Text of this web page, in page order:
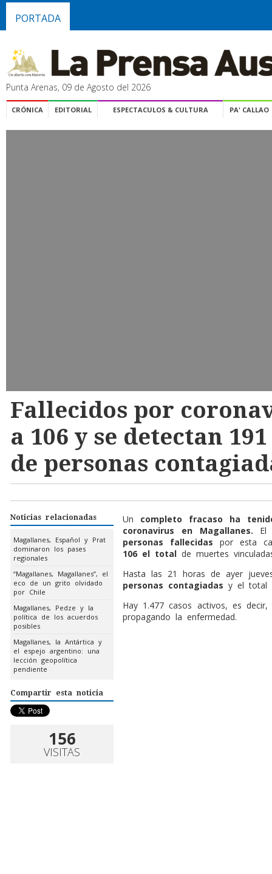
PORTADA
Punta Arenas, 09 de Agosto del 2026
CRÓNICA EDITORIAL ESPECTACULOS & CULTURA PA' CALLAO
Fallecidos por
a 106 y se detectan
de personas
Noticias relacionadas
Magallanes, Español y Prat
dominaron los pases
regionales
“Magallanes, Magallanes”, el
eco de un grito olvidado
por Chile
Magallanes, Pedze y la
política de los acuerdos
posibles
Magallanes, la Antártica y
el espejo argentino: una
lección geopolítica
pendiente
Compartir esta noticia
156
VISITAS
Un completo fracaso ha
coronavirus en Magallanes. El
personas fallecidas por esta
106 el total de muertes
Hasta las 21 horas de ayer
personas contagiadas y el total
Hay 1.477 casos activos, es
propagando la enfermedad.